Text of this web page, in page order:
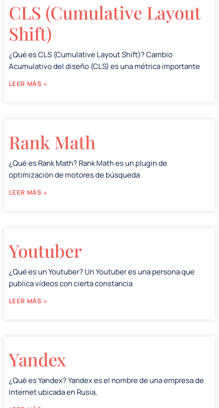
CLS (Cumulative Layout
Shift)
¿Qué es CLS (Cumulative Layout Shift)? Cambio
Acumulativo del diseño (CLS) es una métrica importante
LEER MÁS »
Rank Math
¿Qué es Rank Math? Rank Math es un plugin de
optimización de motores de búsqueda
LEER MÁS »
Youtuber
¿Qué es un Youtuber? Un Youtuber es una persona que
publica vídeos con cierta constancia
LEER MÁS »
Yandex
¿Qué es Yandex? Yandex es el nombre de una empresa de
Internet ubicada en Rusia,